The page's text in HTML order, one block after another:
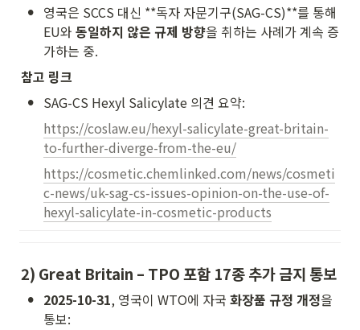
• 영국은 SCCS 대신 **독자 자문기구(SAG-CS)**를 통해
EU와 동일하지 않은 규제 방향을 취하는 사례가 계속 증
가하는 중.
참고 링크
• SAG-CS Hexyl Salicylate 의견 요약:
https://coslaw.eu/hexyl-salicylate-great-britain-
to-further-diverge-from-the-eu/
https://cosmetic.chemlinked.com/news/cosmeti
c-news/uk-sag-cs-issues-opinion-on-the-use-of-
hexyl-salicylate-in-cosmetic-products
2) Great Britain – TPO 포함 17종 추가 금지 통보
• 2025-10-31, 영국이 WTO에 자국 화장품 규정 개정을
통보: